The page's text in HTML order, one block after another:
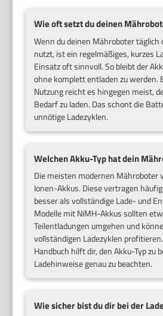
Wie oft setzt du deinen
Wenn du deinen Mähroboter täglich
nutzt, ist ein regelmäßiges, kurzes
Einsatz oft sinnvoll. So bleibt der
ohne komplett entladen zu werden.
Nutzung reicht es hingegen meist,
Bedarf zu laden. Das schont die
unnötige Ladezyklen.
Welchen Akku-Typ hat dein
Die meisten modernen Mähroboter
Ionen-Akkus. Diese vertragen
besser als vollständige Lade- und
Modelle mit NiMH-Akkus sollten
Teilentladungen umgehen und
vollständigen Ladezyklen
Handbuch hilft dir, den Akku-Typ zu
Ladehinweise genau zu beachten.
Wie sicher bist du dir bei der